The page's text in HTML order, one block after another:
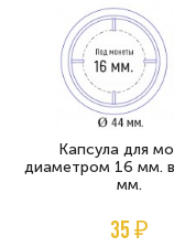
Капсула для
диаметром 16 мм.
мм.
35 ₽